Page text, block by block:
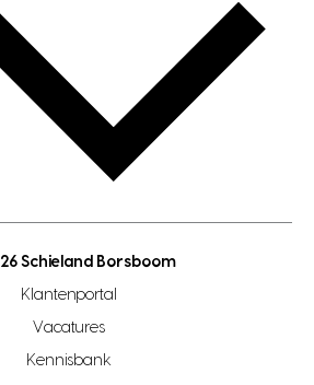
berekenen
aanmaken
dag
den haag
Schieland Borsboom
Klantenportal
Vacatures
Kennisbank